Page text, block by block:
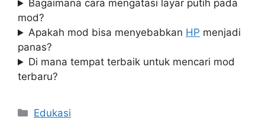
Bagaimana cara mengatasi layar putih pada
mod?
Apakah mod bisa menyebabkan HP menjadi
panas?
Di mana tempat terbaik untuk mencari mod
terbaru?
Kategori
Edukasi